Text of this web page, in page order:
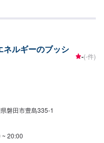
ネルギーのブッシ
-(-件)
磐田市豊島335-1
~ 20:00